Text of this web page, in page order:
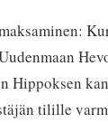
Hippoksen
tilille